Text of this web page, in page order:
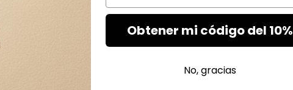
acido puede alterar el olor
o Extracto a partir del 20%)
Obtener mi código del 10%
No, gracias